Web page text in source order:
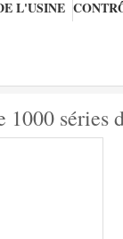
L'USINE
séries